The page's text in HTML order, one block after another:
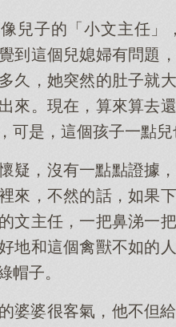
兒子的「小文主任
到這個兒媳婦有問題
久，她突然的肚子就
來。現在，算來算去
可是，這個孩子一點兒
疑，沒有一點點證據
來，不然的話，如果
文主任，一把鼻涕一
地和這個禽獸不如的
帽子。
婆婆很客氣，他不但